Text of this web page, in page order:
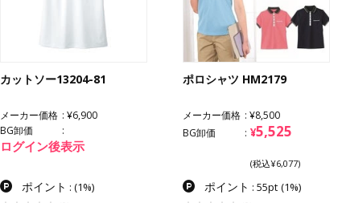
カットソー13204-81
メーカー価格
¥6,900
BG卸価
ログイン後表示
ポイント :(1%)
ポロシャツ HM2179
メーカー価格
¥8,500
BG卸価
¥5,525
(税込¥6,077)
ポイント : 55pt (1%)